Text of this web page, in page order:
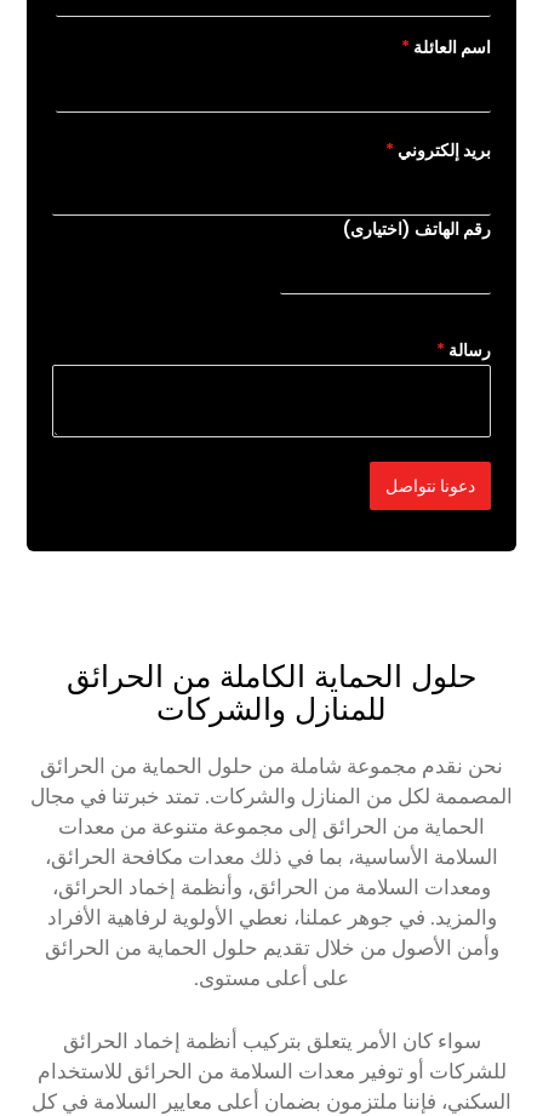
اسم العائلة *
بريد إلكتروني *
رقم الهاتف (اختيارى)
رسالة *
دعونا نتواصل
حلول الحماية الكاملة من الحرائق
للمنازل والشركات
نحن نقدم مجموعة شاملة من حلول الحماية من الحرائق
المصممة لكل من المنازل والشركات. تمتد خبرتنا في مجال
الحماية من الحرائق إلى مجموعة متنوعة من معدات
السلامة الأساسية، بما في ذلك معدات مكافحة الحرائق،
ومعدات السلامة من الحرائق، وأنظمة إخماد الحرائق،
والمزيد. في جوهر عملنا، نعطي الأولوية لرفاهية الأفراد
وأمن الأصول من خلال تقديم حلول الحماية من الحرائق
على أعلى مستوى.
سواء كان الأمر يتعلق بتركيب أنظمة إخماد الحرائق
للشركات أو توفير معدات السلامة من الحرائق للاستخدام
السكني، فإننا ملتزمون بضمان أعلى معايير السلامة في كل